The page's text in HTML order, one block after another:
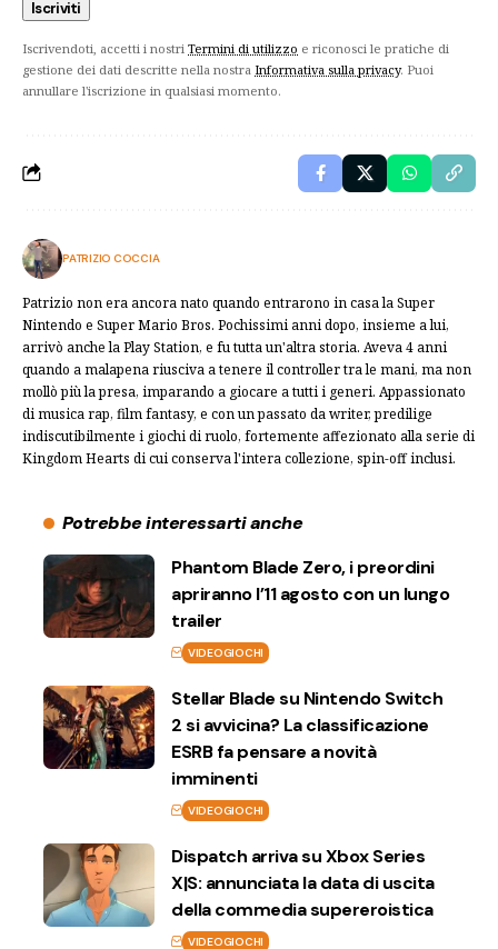
Iscrivendoti, accetti i nostri Termini di utilizzo e riconosci le pratiche di
gestione dei dati descritte nella nostra Informativa sulla privacy. Puoi
annullare l'iscrizione in qualsiasi momento.
PATRIZIO COCCIA
Patrizio non era ancora nato quando entrarono in casa la Super
Nintendo e Super Mario Bros. Pochissimi anni dopo, insieme a lui,
arrivò anche la Play Station, e fu tutta un'altra storia. Aveva 4 anni
quando a malapena riusciva a tenere il controller tra le mani, ma non
mollò più la presa, imparando a giocare a tutti i generi. Appassionato
di musica rap, film fantasy, e con un passato da writer, predilige
indiscutibilmente i giochi di ruolo, fortemente affezionato alla serie di
Kingdom Hearts di cui conserva l'intera collezione, spin-off inclusi.
Potrebbe interessarti anche
Phantom Blade Zero, i preordini
apriranno l’11 agosto con un lungo
trailer
VIDEOGIOCHI
Stellar Blade su Nintendo Switch
2 si avvicina? La classificazione
ESRB fa pensare a novità
imminenti
VIDEOGIOCHI
Dispatch arriva su Xbox Series
X|S: annunciata la data di uscita
della commedia supereroistica
VIDEOGIOCHI